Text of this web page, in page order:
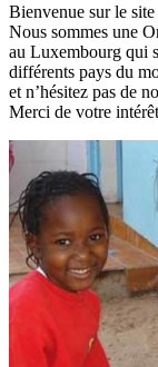
Bienvenue sur le
Nous sommes une
au Luxembourg qui
différents pays du
et n’hésitez pas de
Merci de votre